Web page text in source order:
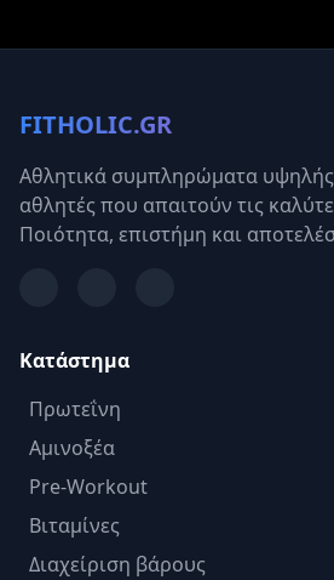
FITHOLIC.GR
Αθλητικά συμπληρώματα υψηλής
αθλητές που απαιτούν τις
Ποιότητα, επιστήμη και
Κατάστημα
Πρωτεΐνη
Αμινοξέα
Pre-Workout
Βιταμίνες
Διαχείριση βάρους